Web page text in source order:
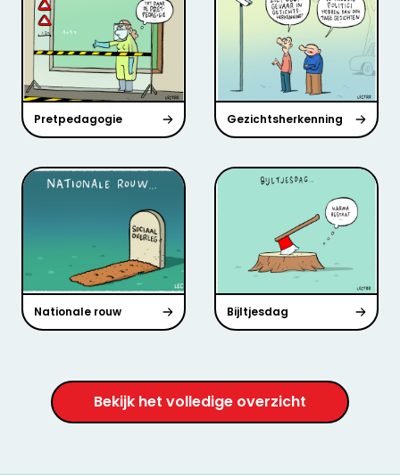
Pretpedagogie Gezichtsherkenning
Nationale rouw Bijltjesdag
Bekijk het volledige overzicht